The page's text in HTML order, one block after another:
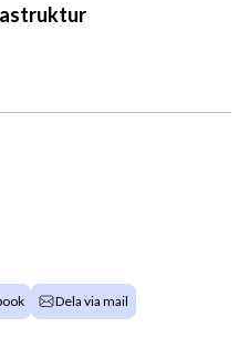
Dela via mail